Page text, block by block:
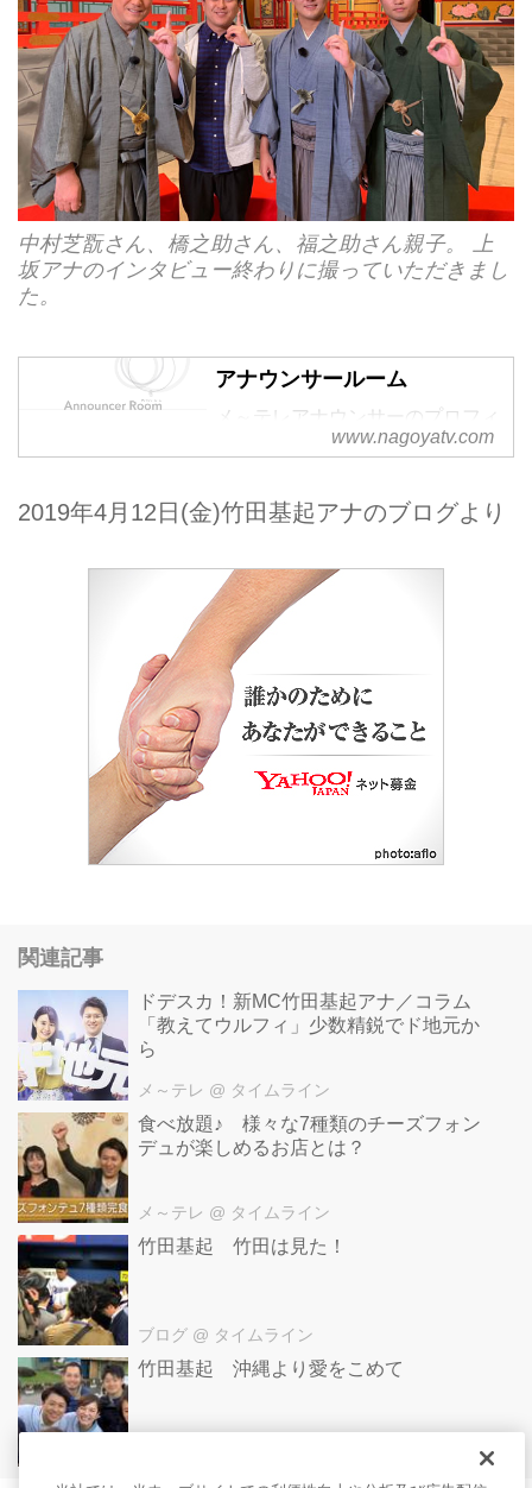
中村芝翫さん、橋之助さん、福之助さん親子。 上
坂アナのインタビュー終わりに撮っていただきまし
た。
アナウンサールーム
メ～テレアナウンサーのプロフィ
ールページです。www.nagoyatv.com
2019年4月12日(金)竹田基起アナのブログより
関連記事
ドデスカ！新MC竹田基起アナ／コラム
「教えてウルフィ」少数精鋭でド地元か
ら
メ～テレ @ タイムライン
食べ放題♪ 様々な7種類のチーズフォン
デュが楽しめるお店とは？
メ～テレ @ タイムライン
竹田基起 竹田は見た！
ブログ @ タイムライン
竹田基起 沖縄より愛をこめて